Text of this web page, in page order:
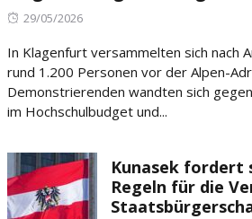
Posted
29/05/2026
In Klagenfurt versammelten sich nach
rund 1.200 Personen vor der Alpen-
Demonstrierenden wandten sich
im Hochschulbudget und...
Kunasek fordert
Regeln für die